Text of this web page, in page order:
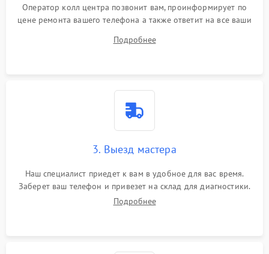
Оператор колл центра позвонит вам, проинформирует по
цене ремонта вашего телефона а также ответит на все ваши
Подробнее
3. Выезд мастера
Наш специалист приедет к вам в удобное для вас время.
Заберет ваш телефон и привезет на склад для диагностики.
Подробнее